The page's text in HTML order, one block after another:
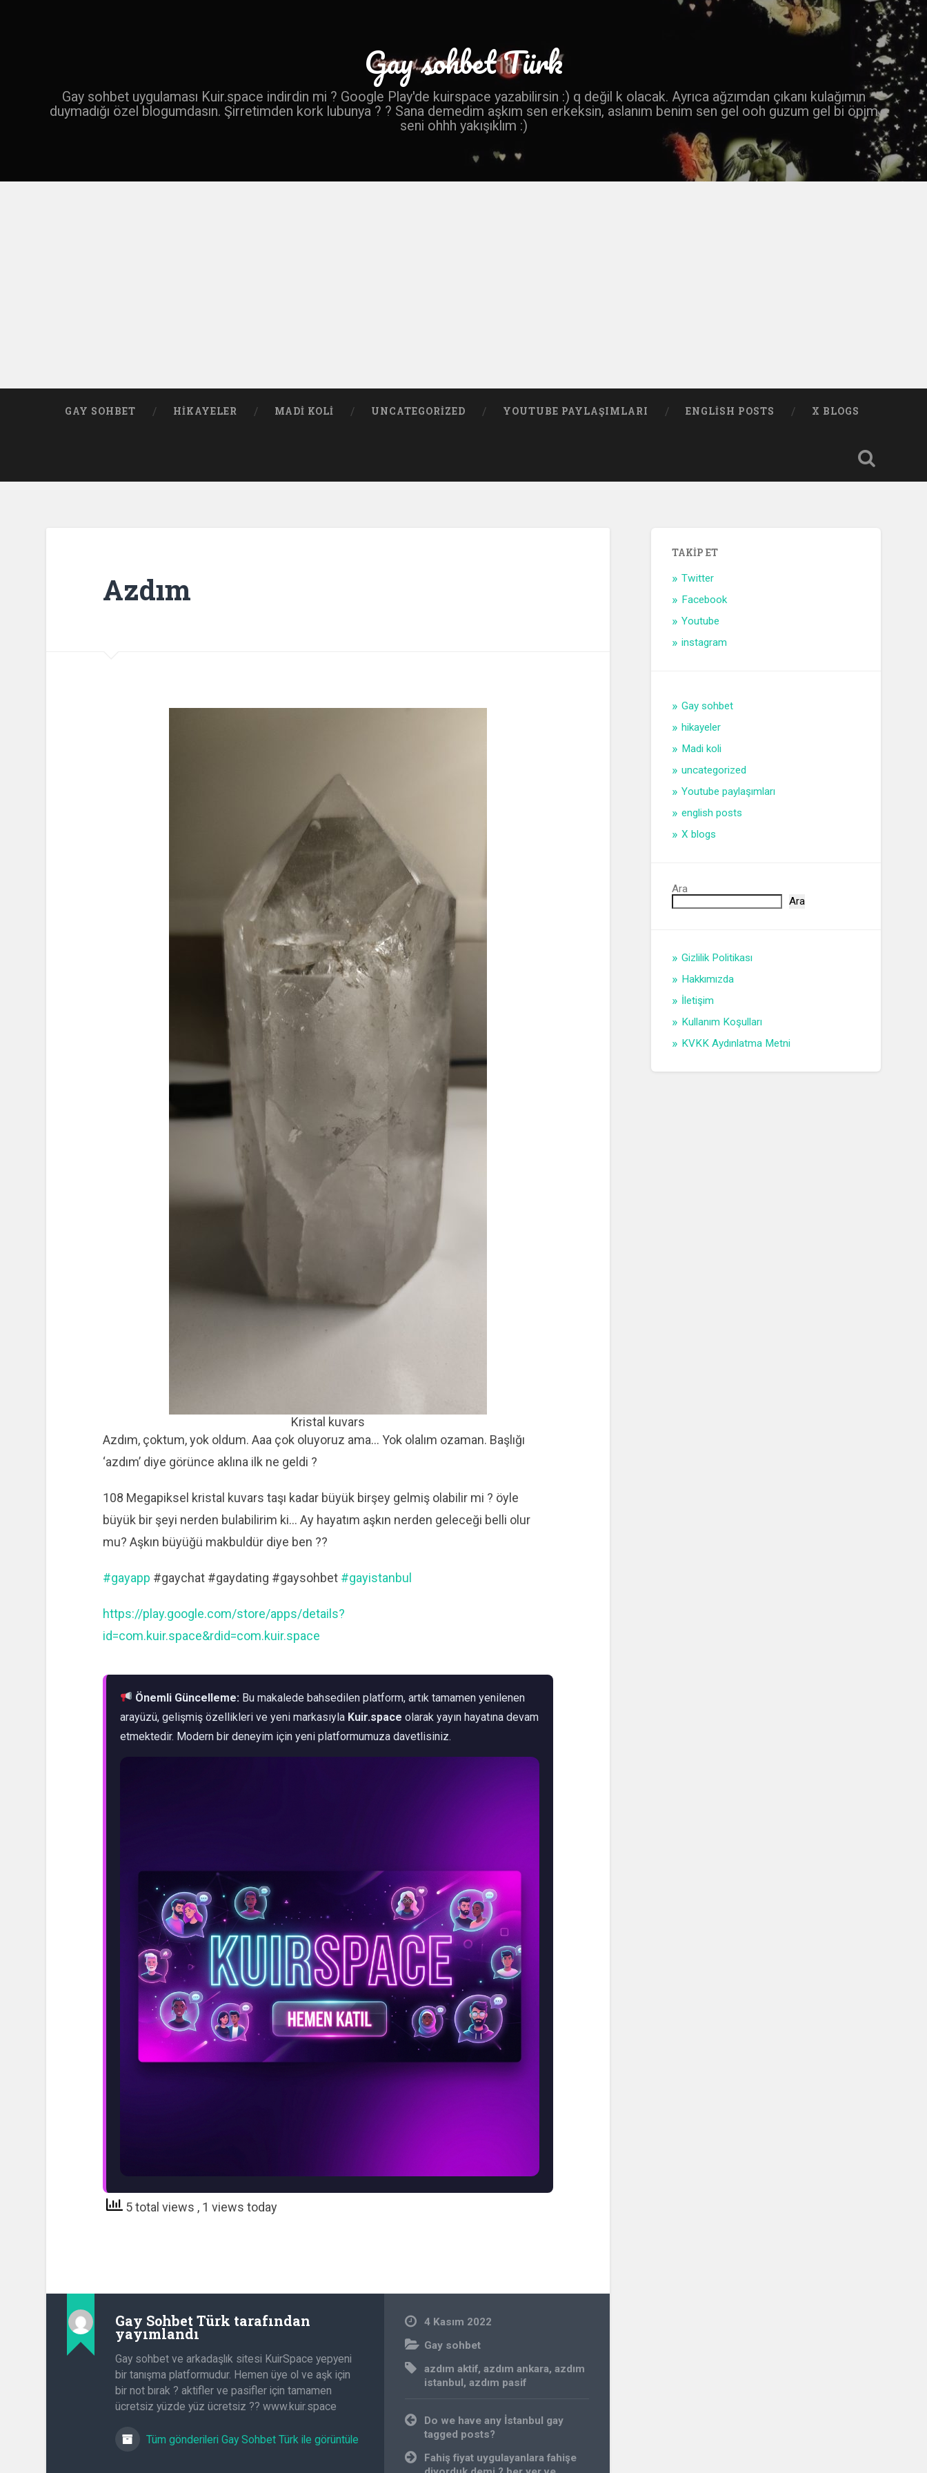
Gay sohbet Türk
Gay sohbet uygulaması Kuir.space indirdin mi ? Google Play'de kuirspace yazabilirsin :) q değil k olacak. Ayrıca ağzımdan çıkanı kulağımın
duymadığı özel blogumdasın. Şirretimden kork lubunya ? ? Sana demedim aşkım sen erkeksin, aslanım benim sen gel ooh guzum gel bi öpim
seni ohhh yakışıklım :)
GAY SOHBET HIKAYELER MADI KOLI UNCATEGORIZED YOUTUBE PAYLAŞIMLARI ENGLISH POSTS X BLOGS
Azdım
Kristal kuvars
Azdım, çoktum, yok oldum. Aaa çok oluyoruz ama… Yok olalım ozaman. Başlığı
‘azdım’ diye görünce aklına ilk ne geldi ?
108 Megapiksel kristal kuvars taşı kadar büyük birşey gelmiş olabilir mi ? öyle
büyük bir şeyi nerden bulabilirim ki… Ay hayatım aşkın nerden geleceği belli olur
mu? Aşkın büyüğü makbuldür diye ben ??
#gayapp #gaychat #gaydating #gaysohbet #gayistanbul
https://play.google.com/store/apps/details?
id=com.kuir.space&rdid=com.kuir.space
Önemli Güncelleme: Bu makalede bahsedilen platform, artık tamamen yenilenen
arayüzü, gelişmiş özellikleri ve yeni markasıyla Kuir.space olarak yayın hayatına devam
etmektedir. Modern bir deneyim için yeni platformumuza davetlisiniz.
5 total views , 1 views today
Gay Sohbet Türk tarafından
yayımlandı
Gay sohbet ve arkadaşlık sitesi KuirSpace yepyeni
bir tanışma platformudur. Hemen üye ol ve aşk için
bir not bırak ? aktifler ve pasifler için tamamen
ücretsiz yüzde yüz ücretsiz ?? www.kuir.space
Tüm gönderileri Gay Sohbet Türk ile görüntüle
4 Kasım 2022
Gay sohbet
azdım aktif,azdım ankara,azdım
istanbul,azdım pasif
Yazı
gezinmesi
Do we have any İstanbul gay
tagged posts?
Fahiş fiyat uygulayanlara fahişe
TAKIP ET
Twitter
Facebook
Youtube
instagram
Gay sohbet
hikayeler
Madi koli
uncategorized
Youtube paylaşımları
english posts
X blogs
Ara
Ara
Gizlilik Politikası
Hakkımızda
İletişim
Kullanım Koşulları
KVKK Aydınlatma Metni